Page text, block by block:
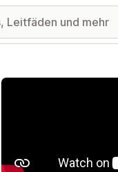
Vorgestellte Bildergalerie